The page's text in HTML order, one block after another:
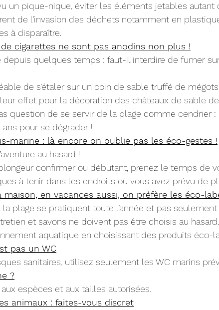
un pique-nique, éviter les éléments jetables autant
de l’invasion des déchets notamment en
à disparaître.
cigarettes ne sont pas anodins non plus !
depuis quelques temps : faut-il interdire de fumer
de s’étaler sur un coin de sable truffé de
effet pour la décoration des châteaux de sable
question de se servir de la plage comme cendrier
ans pour se dégrader !
marine : là encore on oublie pas les éco-gestes !
au hasard !
confirmer ou débutant, prenez le temps de
à tenir dans les endroits où vous avez prévu de
maison, en vacances aussi, on préfère les éco-
plage se pratiquent toute l’année et pas seulement
et savons ne doivent pas être choisis au hasard.
aquatique en choisissant des produits éco-
pas un WC
sanitaires, utilisez seulement les WC marins
?
espèces et aux tailles autorisées.
animaux : faites-vous discret